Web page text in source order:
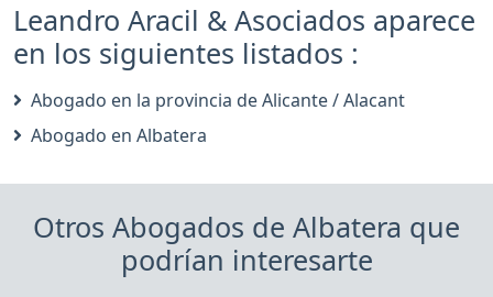
Leandro Aracil & Asociados aparece
en los siguientes listados :
Abogado en la provincia de Alicante / Alacant
Abogado en Albatera
Otros Abogados de Albatera que
podrían interesarte